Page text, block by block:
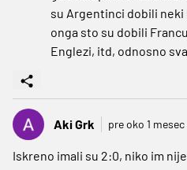
su Argentinci dobili
onga sto su dobili
Englezi, itd, odnosno
Aki Grk pre oko 1 mesec
Iskreno imali su 2:0, niko im